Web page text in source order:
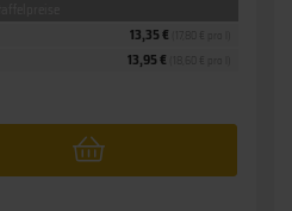
13,95 €
13,35 €